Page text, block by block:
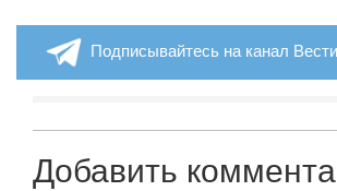
Подписывайтесь на канал
Добавить